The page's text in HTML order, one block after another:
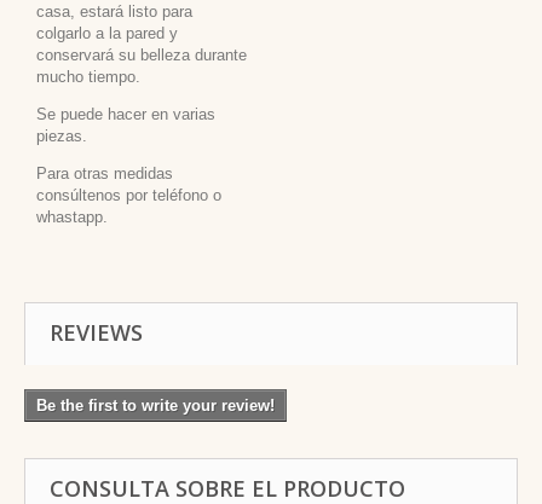
casa, estará listo para
colgarlo a la pared y
conservará su belleza durante
mucho tiempo.
Se puede hacer en varias
piezas.
Para otras medidas
consúltenos por teléfono o
whastapp.
REVIEWS
Be the first to write your review!
CONSULTA SOBRE EL PRODUCTO